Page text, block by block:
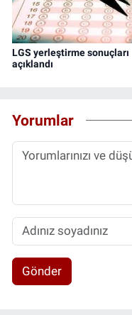
LGS yerleştirme sonuçları
açıklandı
Yorumlar
Gönder